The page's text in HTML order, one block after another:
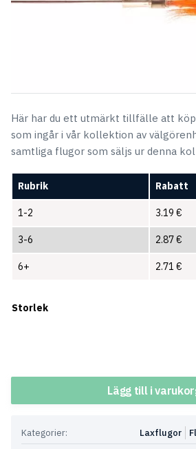
Här har du ett utmärkt tillfälle att
som ingår i vår kollektion av
samtliga flugor som säljs ur denna
Rubrik Rabatt
1-2 3.19 €
3-6 2.87€
6+ 2.71 €
Storlek
Lägg till i
Kategorier:
Laxflugor